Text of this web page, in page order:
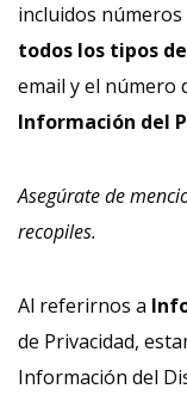
incluidos
todos los tipos
email y el número
Información del
Asegúrate de
recopiles.
Al referirnos a
de Privacidad,
Información del